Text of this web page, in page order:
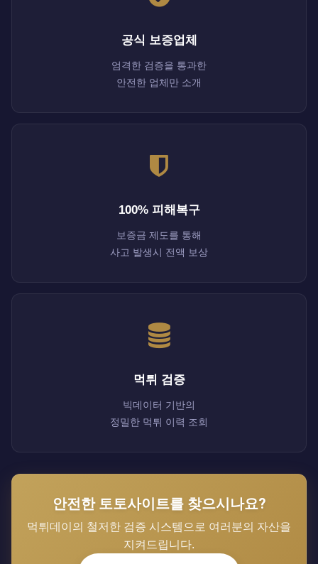
공식 보증업체
엄격한 검증을 통과한
안전한 업체만 소개
100% 피해복구
보증금 제도를 통해
사고 발생시 전액 보상
먹튀 검증
빅데이터 기반의
정밀한 먹튀 이력 조회
안전한 토토사이트를 찾으시나요?
먹튀데이의 철저한 검증 시스템으로 여러분의 자산을
지켜드립니다.